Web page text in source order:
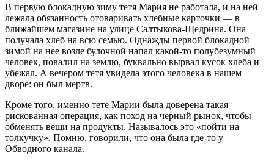
В первую блокадную зиму тетя Мария не работала, и на ней
лежала обязанность отоваривать хлебные карточки — в
ближайшем магазине на улице Салтыкова-Щедрина. Она
получала хлеб на всю семью. Однажды первой блокадной
зимой на нее возле булочной напал какой‑то полубезумный
человек, повалил на землю, буквально вырвал кусок хлеба и
убежал. А вечером тетя увидела этого человека в нашем
дворе: он был мертв.
Кроме того, именно тете Марии была доверена такая
рискованная операция, как поход на черный рынок, чтобы
обменять вещи на продукты. Называлось это «пойти на
толкучку». Помню, говорили, что она была где‑то у
Обводного канала.